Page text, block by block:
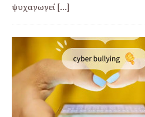
ψυχαγωγεί [...]